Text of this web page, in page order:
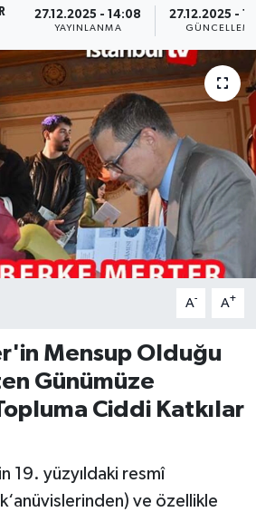
27.12.2025 - 14:08
YAYINLANMA
27.12.2025 -
A- A+
Mensup Olduğu
Günümüze
Ciddi Katkılar
19. yüzyıldaki resmî
ve özellikle